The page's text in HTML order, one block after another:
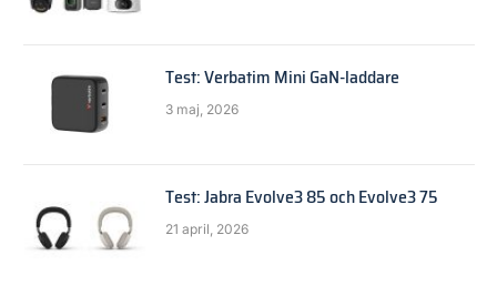
Test: Verbatim Mini GaN-laddare
3 maj, 2026
Test: Jabra Evolve3 85 och Evolve3 75
21 april, 2026